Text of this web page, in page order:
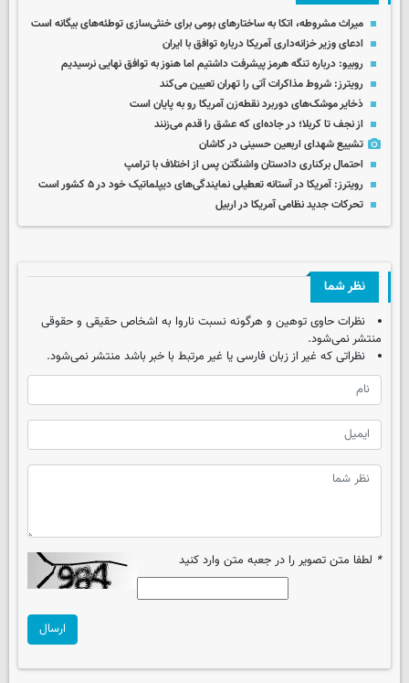
میراث مشروطه، اتکا به ساختارهای بومی برای خنثی‌سازی توطئه‌های بیگانه است
ادعای وزیر خزانه‌داری آمریکا درباره توافق با ایران
روبیو: درباره تنگه هرمز پیشرفت داشتیم اما هنوز به توافق نهایی نرسیدیم
رویترز: شروط مذاکرات آتی را تهران تعیین می‌کند
ذخایر موشک‌های دوربرد نقطه‌زن آمریکا رو به پایان است
از نجف تا کربلا؛ در جاده‌ای که عشق را قدم می‌زنند
تشییع شهدای اربعین حسینی در کاشان
احتمال برکناری دادستان واشنگتن پس از اختلاف با ترامپ
رویترز: آمریکا در آستانه تعطیلی نمایندگی‌های دیپلماتیک خود در ۵ کشور است
تحرکات جدید نظامی آمریکا در اربیل
نظر شما
نظرات حاوی توهین و هرگونه نسبت ناروا به اشخاص حقیقی و حقوقی
منتشر نمی‌شود.
نظراتی که غیر از زبان فارسی یا غیر مرتبط با خبر باشد منتشر نمی‌شود.
* لطفا متن تصویر را در جعبه متن وارد کنید
ارسال